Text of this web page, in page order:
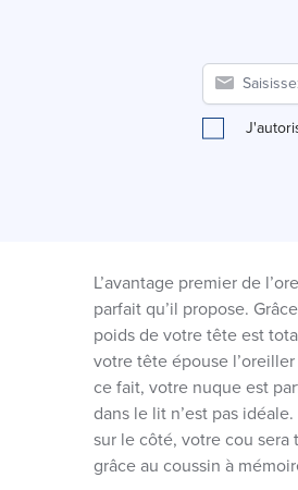
L’avantage premier de
parfait qu’il propose.
poids de votre tête est
votre tête épouse
ce fait, votre nuque est
dans le lit n’est pas
sur le côté, votre cou sera
grâce au coussin à